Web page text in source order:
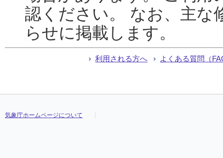
認ください。 なお、主な
らせに掲載します。
利用される方へ よくある質問（
気象庁ホームページについて